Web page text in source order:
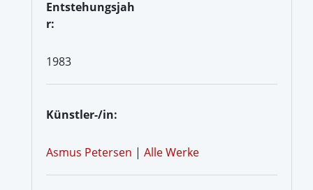
Entstehungsjah
r:
1983
Künstler-/in:
Asmus Petersen | Alle Werke